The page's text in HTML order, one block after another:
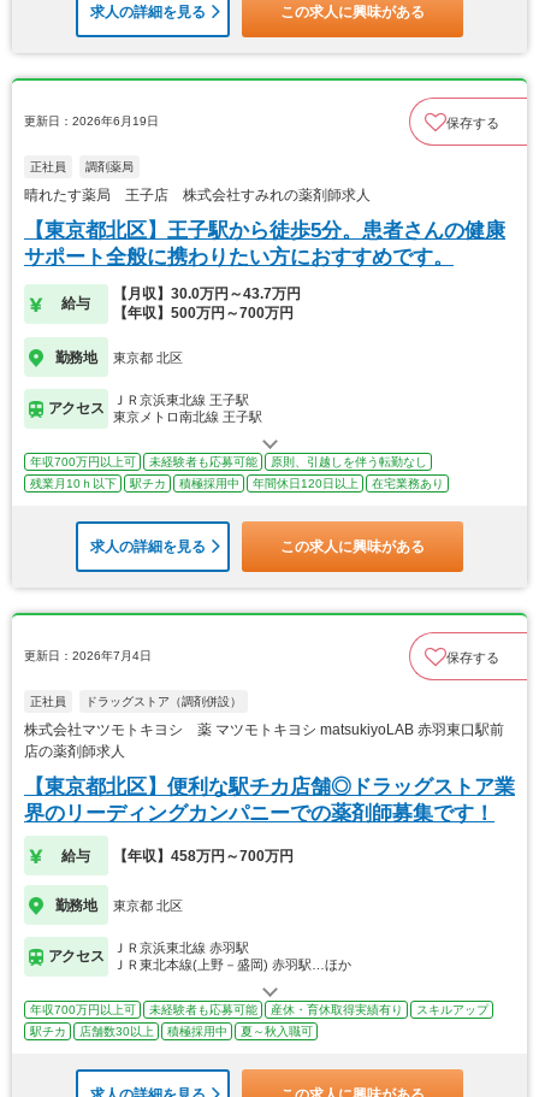
求人の詳細を見る この求人に興味がある
更新日：2026年6月19日 保存する
正社員 調剤薬局
晴れたす薬局 王子店 株式会社すみれの薬剤師求人
【東京都北区】王子駅から徒歩5分。患者さんの健康
サポート全般に携わりたい方におすすめです。
給与
【月収】30.0万円～43.7万円
【年収】500万円～700万円
勤務地 東京都 北区
アクセス
ＪＲ京浜東北線 王子駅
東京メトロ南北線 王子駅
年収700万円以上可 未経験者も応募可能
原則、引越しを伴う転勤なし
残業月10ｈ以下
駅チカ 積極採用中 年間休日120日以上 在宅業務あり
求人の詳細を見る この求人に興味がある
更新日：2026年7月4日 保存する
正社員 ドラッグストア（調剤併設）
株式会社マツモトキヨシ 薬 マツモトキヨシ matsukiyoLAB 赤羽東口駅前
店の薬剤師求人
【東京都北区】便利な駅チカ店舗◎ドラッグストア業
界のリーディングカンパニーでの薬剤師募集です！
給与 【年収】458万円～700万円
勤務地 東京都 北区
アクセス
ＪＲ京浜東北線 赤羽駅
ＪＲ東北本線(上野－盛岡) 赤羽駅…ほか
年収700万円以上可 未経験者も応募可能 産休・育休取得実績有り
スキルアップ
駅チカ
店舗数30以上 積極採用中 夏～秋入職可